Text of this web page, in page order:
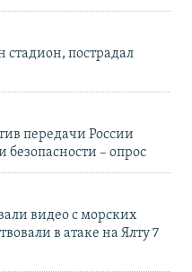
стадион, пострадал
передачи России
безопасности – опрос
видео с морских
в атаке на Ялту 7